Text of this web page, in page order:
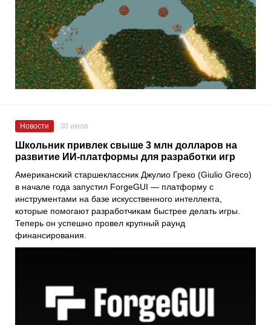
Новости 30 июля
Школьник привлек свыше 3 млн долларов на
развитие ИИ-платформы для разработки игр
Американский старшеклассник Джулио Греко (Giulio Greco)
в начале года запустил ForgeGUI — платформу с
инструментами на базе искусственного интеллекта,
которые помогают разработчикам быстрее делать игры.
Теперь он успешно провел крупный раунд
финансирования.